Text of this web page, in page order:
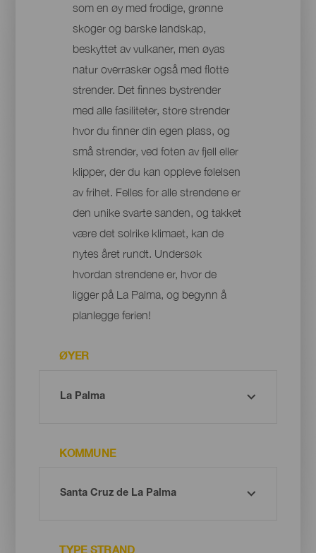
som en øy med frodige, grønne
skoger og barske landskap,
beskyttet av vulkaner, men øyas
natur overrasker også med flotte
strender. Det finnes bystrender
med alle fasiliteter, store strender
hvor du finner din egen plass, og
små strender, ved foten av fjell eller
klipper, der du kan oppleve følelsen
av frihet. Felles for alle strendene er
den unike svarte sanden, og takket
være det solrike klimaet, kan de
nytes året rundt. Undersøk
hvordan strendene er, hvor de
ligger på La Palma, og begynn å
planlegge ferien!
ØYER
KOMMUNE
TYPE STRAND